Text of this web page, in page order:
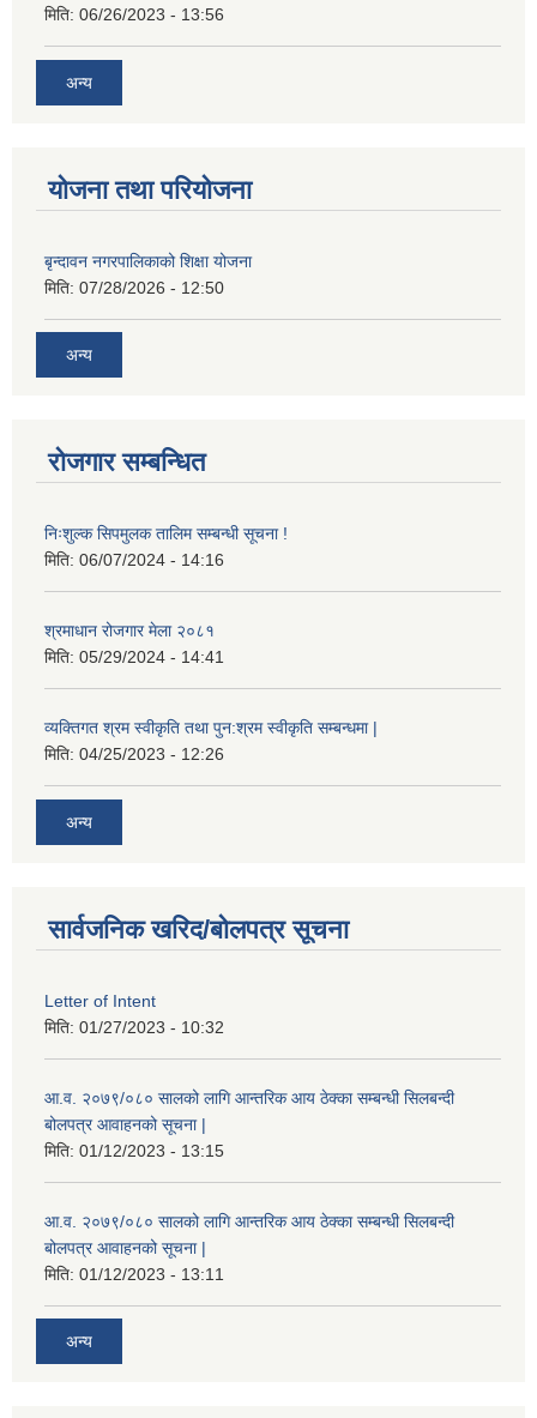
मिति: 06/26/2023 - 13:56
अन्य
योजना तथा परियोजना
बृन्दावन नगरपालिकाको शिक्षा योजना
मिति: 07/28/2026 - 12:50
अन्य
रोजगार सम्बन्धित
निःशुल्क सिपमुलक तालिम सम्बन्धी सूचना !
मिति: 06/07/2024 - 14:16
श्रमाधान रोजगार मेला २०८१
मिति: 05/29/2024 - 14:41
व्यक्तिगत श्रम स्वीकृति तथा पुन:श्रम स्वीकृति सम्बन्धमा |
मिति: 04/25/2023 - 12:26
अन्य
सार्वजनिक खरिद/बोलपत्र सूचना
Letter of Intent
मिति: 01/27/2023 - 10:32
आ.व. २०७९/०८० सालको लागि आन्तरिक आय ठेक्का सम्बन्धी सिलबन्दी
बोलपत्र आवाहनको सूचना |
मिति: 01/12/2023 - 13:15
आ.व. २०७९/०८० सालको लागि आन्तरिक आय ठेक्का सम्बन्धी सिलबन्दी
बोलपत्र आवाहनको सूचना |
मिति: 01/12/2023 - 13:11
अन्य